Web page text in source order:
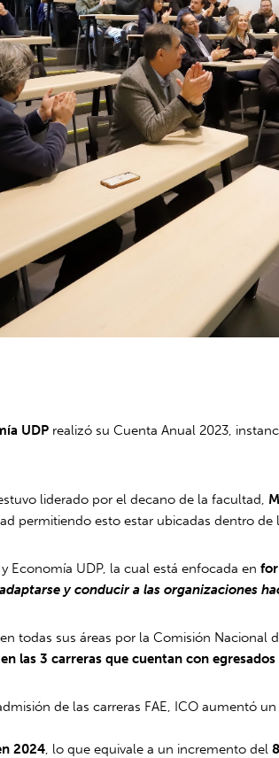
UDP realizó su Cuenta Anual 2023,
liderado por el decano de la facultad,
permitiendo esto estar ubicadas dentro de
Economía UDP, la cual está enfocada en
y conducir a las organizaciones
todas sus áreas por la Comisión
las 3 carreras que cuentan con egresados
de las carreras FAE, ICO aumentó
2024, lo que equivale a un incremento del